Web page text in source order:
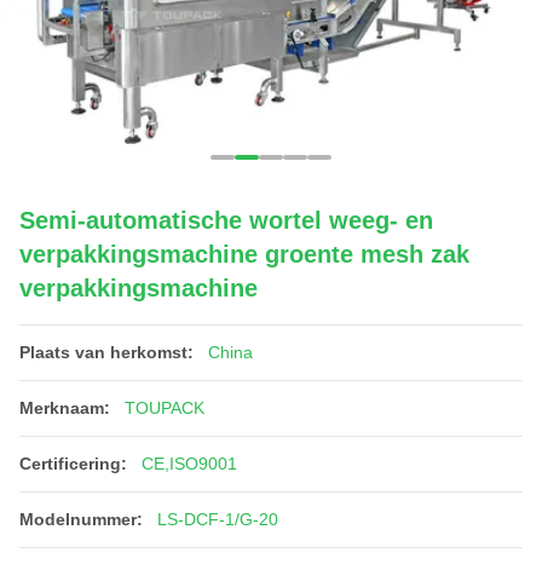
Semi-automatische wortel weeg- en
verpakkingsmachine groente mesh zak
verpakkingsmachine
Plaats van herkomst: China
Merknaam: TOUPACK
Certificering: CE,ISO9001
Modelnummer: LS-DCF-1/G-20